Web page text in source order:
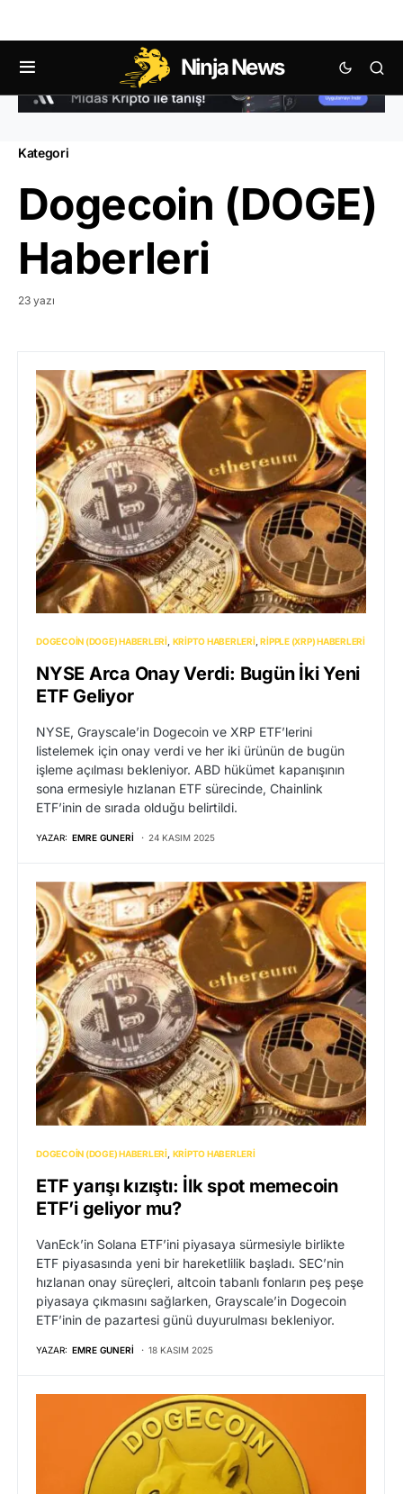
Ninja News
Kategori
Dogecoin (DOGE)
Haberleri
23 yazı
DOGECOIN (DOGE) HABERLERI KRIPTO HABERLERI RIPPLE (XRP) HABERLERI
NYSE Arca Onay Verdi: Bugün İki Yeni
ETF Geliyor
NYSE, Grayscale’in Dogecoin ve XRP ETF’lerini
listelemek için onay verdi ve her iki ürünün de bugün
işleme açılması bekleniyor. ABD hükümet kapanışının
sona ermesiyle hızlanan ETF sürecinde, Chainlink
ETF’inin de sırada olduğu belirtildi.
YAZAR: EMRE GUNERI 24 KASIM 2025
DOGECOIN (DOGE) HABERLERI KRIPTO HABERLERI
ETF yarışı kızıştı: İlk spot memecoin
ETF’i geliyor mu?
VanEck’in Solana ETF’ini piyasaya sürmesiyle birlikte
ETF piyasasında yeni bir hareketlilik başladı. SEC’nin
hızlanan onay süreçleri, altcoin tabanlı fonların peş peşe
piyasaya çıkmasını sağlarken, Grayscale’in Dogecoin
ETF’inin de pazartesi günü duyurulması bekleniyor.
YAZAR: EMRE GUNERI 18 KASIM 2025